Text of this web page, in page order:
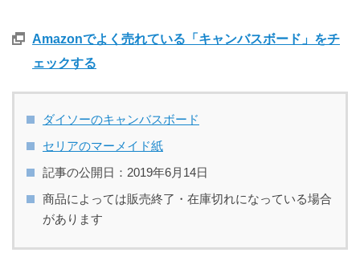
Amazonでよく売れている「キャンバスボード」をチ
ェックする
ダイソーのキャンバスボード
セリアのマーメイド紙
記事の公開日：2019年6月14日
商品によっては販売終了・在庫切れになっている場合
があります